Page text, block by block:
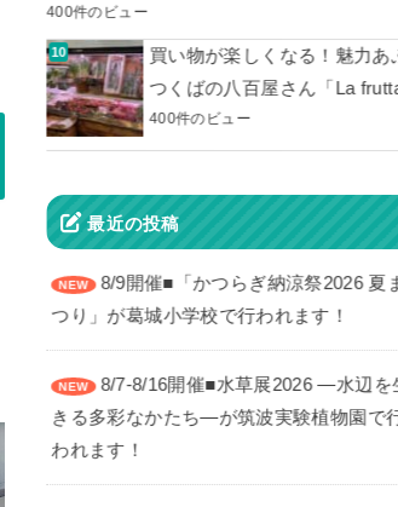
400件のビュー
買い物が楽しくなる！魅力あ
つくばの八百屋さん「La frutta
400件のビュー
最近の投稿
8/9開催■「かつらぎ納涼祭2026 夏
つり」が葛城小学校で行われます！
8/7-8/16開催■水草展2026 ―水辺を
きる多彩なかたち―が筑波実験植物園で
われます！